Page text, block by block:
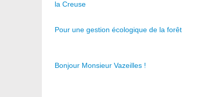
la Creuse
Pour une gestion écologique de la forêt
Bonjour Monsieur Vazeilles !